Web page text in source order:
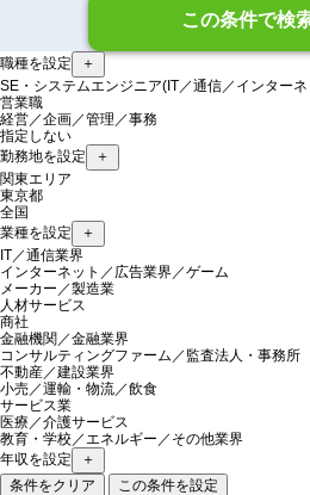
この条件で検
職種を設定
＋
SE・システムエンジニア(IT／通信／インター
営業職
経営／企画／管理／事務
指定しない
勤務地を設定
＋
関東エリア
東京都
全国
業種を設定
＋
IT／通信業界
インターネット／広告業界／ゲーム
メーカー／製造業
人材サービス
商社
金融機関／金融業界
コンサルティングファーム／監査法人・事務所
不動産／建設業界
小売／運輸・物流／飲食
サービス業
医療／介護サービス
教育・学校／エネルギー／その他業界
年収を設定
＋
条件をクリア
この条件を設定